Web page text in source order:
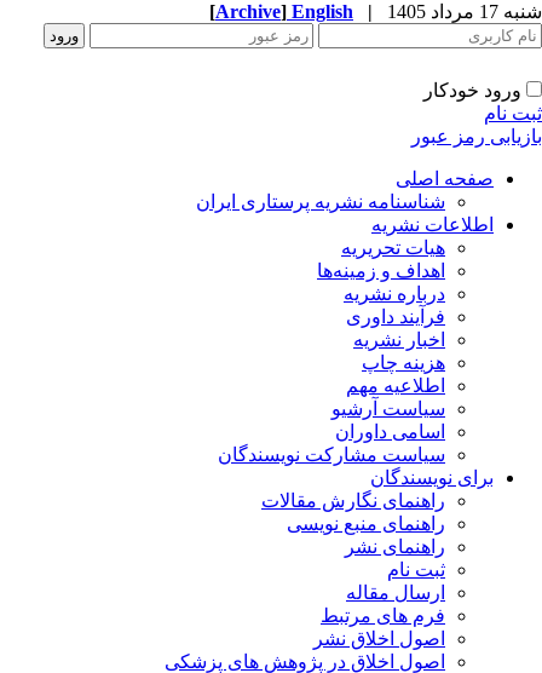
مرداد 1405 |
English
[Archive]
ورود خودکار
نام
رمز عبور
صفحه اصلی
شناسنامه نشریه پرستاری ایران
اطلاعات نشریه
هیات تحریریه
اهداف و زمینه‌ها
درباره نشریه
فرآیند داوری
اخبار نشریه
هزینه چاپ
اطلاعیه مهم
سیاست آرشیو
اسامی داوران
سیاست مشارکت نویسندگان
برای نویسندگان
راهنمای نگارش مقالات
راهنمای منبع نویسی
راهنمای نشر
ثبت نام
ارسال مقاله
فرم های مرتبط
اصول اخلاق نشر
اصول اخلاق در پژوهش های پزشکی